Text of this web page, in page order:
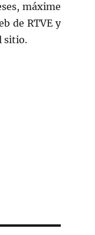
máxime
de RTVE y
sitio.